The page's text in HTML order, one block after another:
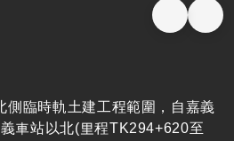
側臨時軌土建工程範圍，自嘉義
車站以北(里程TK294+620至